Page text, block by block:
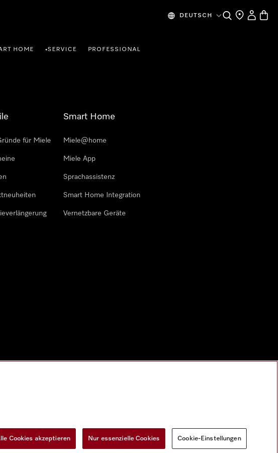
DEUTSCH SucheHändlersuche
HOME •SERVICE PROFESSIONAL
für Miele
Smart Home
Miele@home
Miele App
Sprachassistenz
Smart Home Integration
Vernetzbare Geräte
Dienste Widerrufsformular Cookie-Einstellungen
Cookies akzeptieren Nur essenzielle Cookies Cookie-Einstellungen